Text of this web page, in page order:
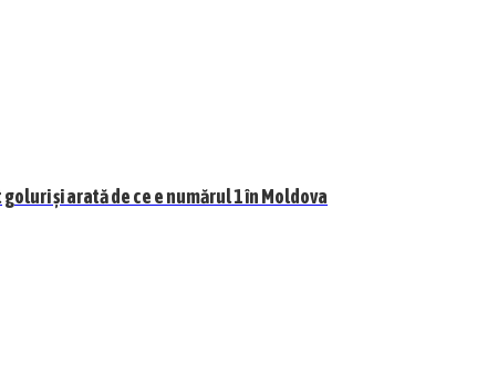
și arată de ce e numărul 1 în Moldova